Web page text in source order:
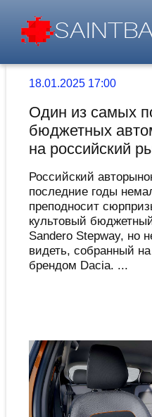
18.01.2025 17:00
Один из самых
бюджетных
на российский
Российский
последние годы
преподносит
культовый
Sandero Stepway, но
видеть, собранный
брендом Dacia. ...